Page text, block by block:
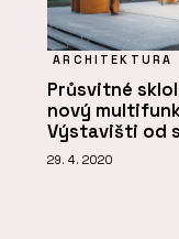
ARCHITEKTURA
Průsvitné
nový
Výstavišti od
29. 4. 2020